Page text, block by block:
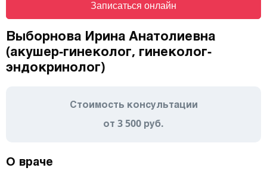
Записаться онлайн
Выборнова Ирина Анатолиевна
(акушер-гинеколог, гинеколог-
эндокринолог)
Стоимость консультации
от 3 500 руб.
О враче